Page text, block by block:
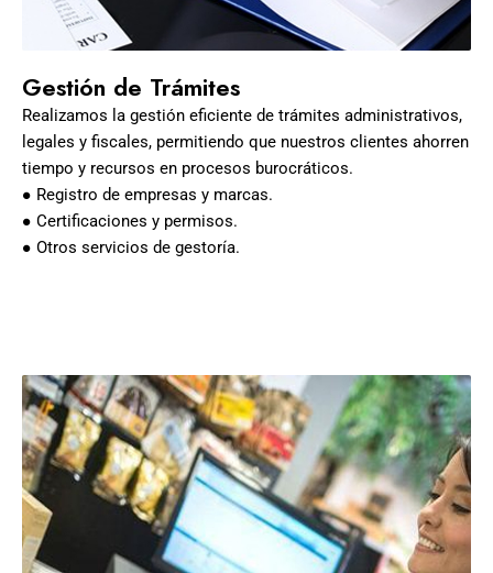
Gestión de Trámites
Realizamos la gestión eficiente de trámites administrativos,
legales y fiscales, permitiendo que nuestros clientes ahorren
tiempo y recursos en procesos burocráticos.
● Registro de empresas y marcas.
● Certificaciones y permisos.
● Otros servicios de gestoría.